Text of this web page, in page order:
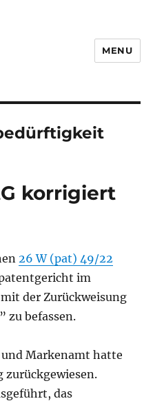
MENU
korrigiert
26 W (pat) 49/22
im
der Zurückweisung
zu befassen.
Markenamt hatte
zurückgewiesen.
das